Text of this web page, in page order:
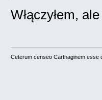
Włączyłem,
Ceterum censeo Carthaginem esse